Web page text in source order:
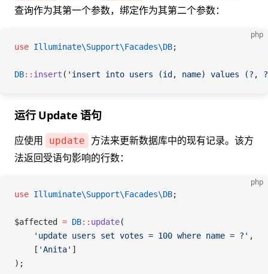
查询作为其第一个参数，绑定作为其第二个参数：
php
use Illuminate\Support\Facades\DB;
DB:: insert ( 'insert into users (id, name) values (?,
运行 Update 语句
应使用 update
方法来更新数据库中的现有记录。该方
法返回受语句影响的行数：
php
use Illuminate\Support\Facades\DB;
$affected = DB:: update(
    'update users set votes = 100 where name = ?'
,
    [
'Anita' ]
);